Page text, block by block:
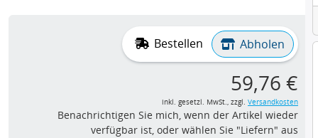
Bestellen Abholen
59,76 €
inkl. gesetzl. MwSt., zzgl. Versandkosten
Benachrichtigen Sie mich, wenn der Artikel wieder
verfügbar ist, oder wählen Sie "Liefern" aus